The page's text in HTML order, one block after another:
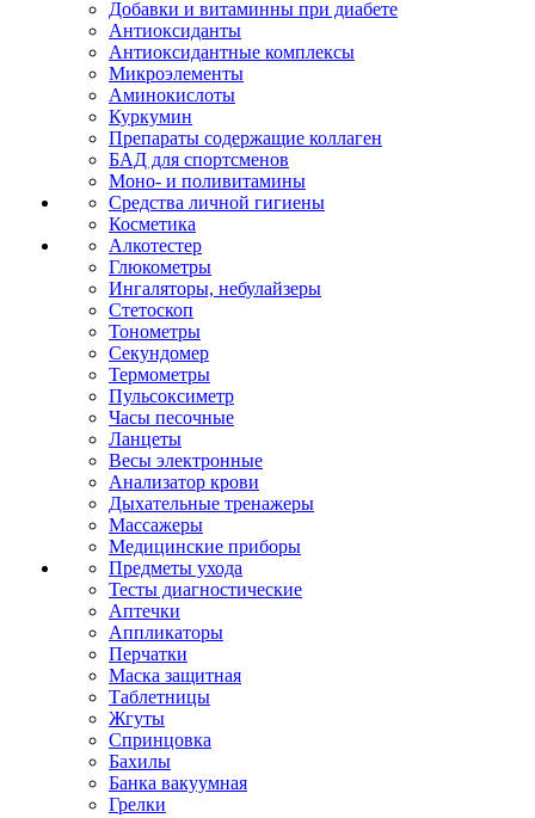
Добавки и витаминны при диабете
Антиоксиданты
Антиоксидантные комплексы
Микроэлементы
Аминокислоты
Куркумин
Препараты содержащие коллаген
БАД для спортсменов
Моно- и поливитамины
Средства личной гигиены
Косметика
Алкотестер
Глюкометры
Ингаляторы, небулайзеры
Стетоскоп
Тонометры
Секундомер
Термометры
Пульсоксиметр
Часы песочные
Ланцеты
Весы электронные
Анализатор крови
Дыхательные тренажеры
Массажеры
Медицинские приборы
Предметы ухода
Тесты диагностические
Аптечки
Аппликаторы
Перчатки
Маска защитная
Таблетницы
Жгуты
Спринцовка
Бахилы
Банка вакуумная
Грелки